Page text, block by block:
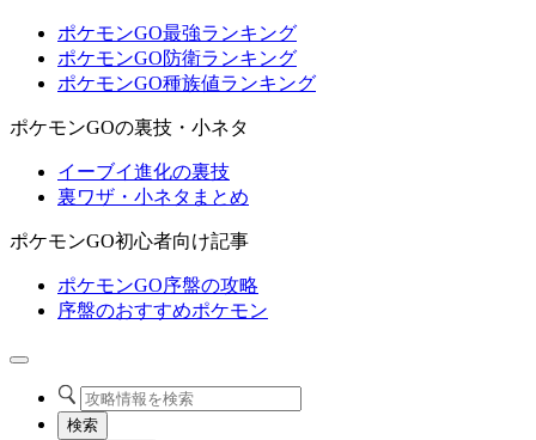
ポケモンGO最強ランキング
ポケモンGO防衛ランキング
ポケモンGO種族値ランキング
ポケモンGOの裏技・小ネタ
イーブイ進化の裏技
裏ワザ・小ネタまとめ
ポケモンGO初心者向け記事
ポケモンGO序盤の攻略
序盤のおすすめポケモン
検索